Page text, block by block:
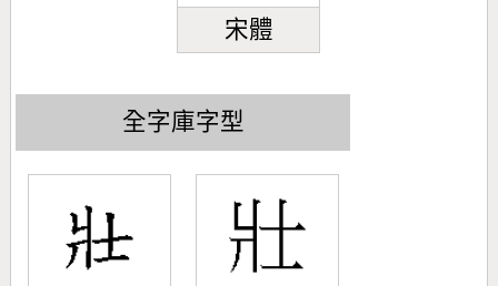
宋體
全字庫字型